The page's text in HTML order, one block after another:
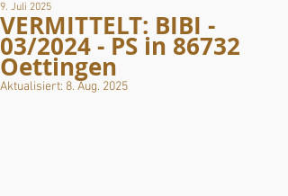
VERMITTELT: BIBI -
03/2024 - PS in 86732
Oettingen
9. Juli 2025
Aktualisiert: 8. Aug. 2025